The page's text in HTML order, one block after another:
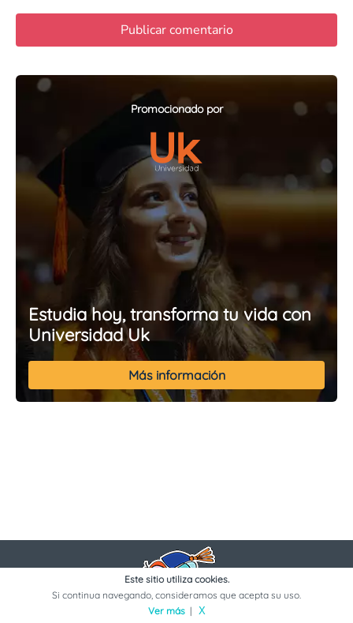
Promocionado por
Estudia hoy, transforma tu vida con
Universidad Uk
Más información
Este sitio utiliza cookies.
Si continua navegando, consideramos que acepta su uso.
Ver más| X